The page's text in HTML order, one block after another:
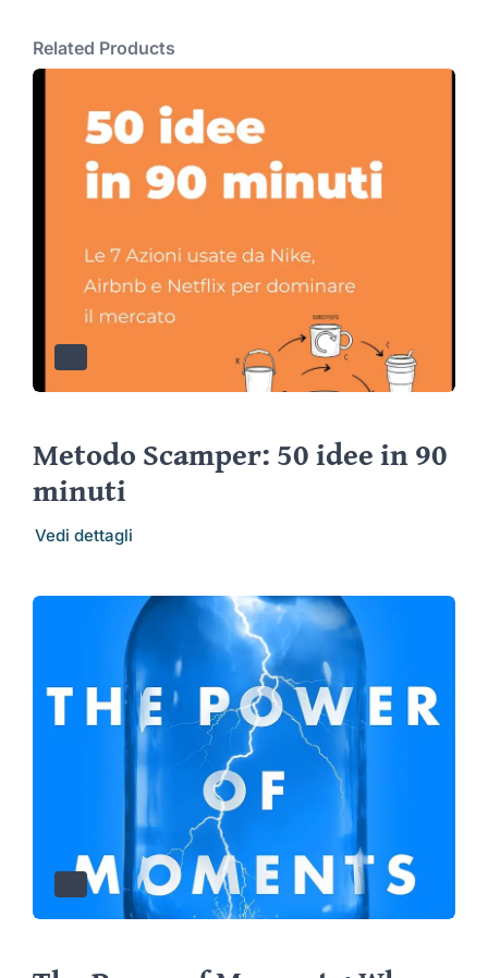
Related Products
Metodo Scamper: 50 idee in 90
minuti
Vedi dettagli